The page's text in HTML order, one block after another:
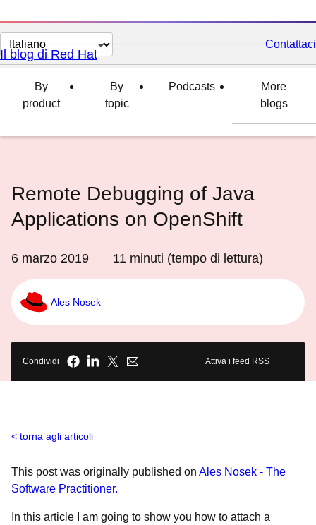
Cambia
lingua
Contattaci
Il blog di Red Hat
By
product
By
topic
Podcasts
More
blogs
Remote Debugging of Java
Applications on OpenShift
6 marzo 2019 11 minuti (tempo di lettura)
Ales Nosek
Condividi Attiva i feed RSS
torna agli articoli
This post was originally published on Ales Nosek - The
Software Practitioner.
In this article I am going to show you how to attach a